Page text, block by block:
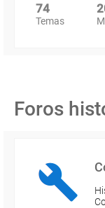
74
Temas
Foros